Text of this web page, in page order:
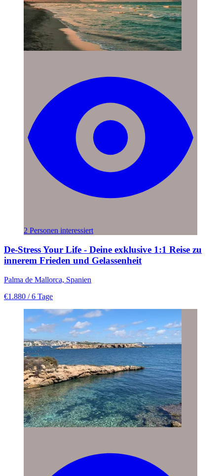
2 Personen interessiert
De-Stress Your Life - Deine exklusive 1:1 Reise zu
innerem Frieden und Gelassenheit
Palma de Mallorca, Spanien
€1.880 / 6 Tage